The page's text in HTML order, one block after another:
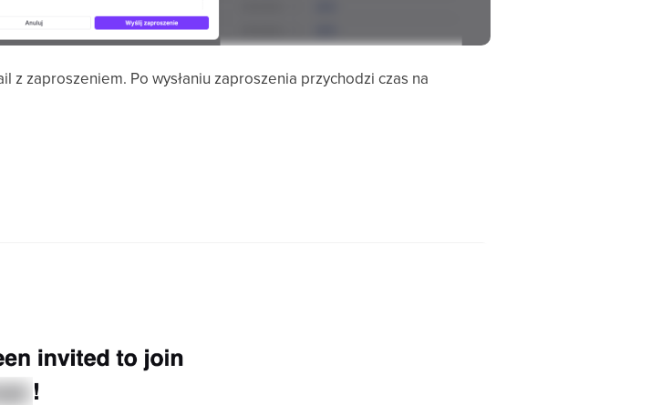
zaproszeniem. Po wysłaniu zaproszenia przychodzi czas na